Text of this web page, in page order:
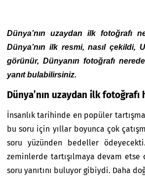
Dünya’nın uzaydan ilk fotoğrafı
Dünya’nın ilk resmi, nasıl çekildi,
görünür, Dünyanın fotoğrafı
yanıt bulabilirsiniz.
Dünya’nın uzaydan ilk fotoğrafı
İnsanlık tarihinde en popüler
bu soru için yıllar boyunca çok
soru yüzünden bedeller
zeminlerde tartışılmaya devam
soru yanıtını buluyor gibiydi. Daha